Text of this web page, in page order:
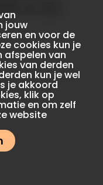
jouw
en voor de
cookies kun je
afspelen van
van derden
kun je wel
je akkoord
klik op
en om zelf
website
en Den